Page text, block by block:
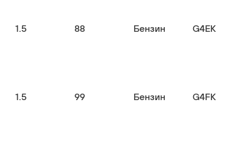
1.5 88 Бензин G4EK
1.5 99 Бензин G4FK